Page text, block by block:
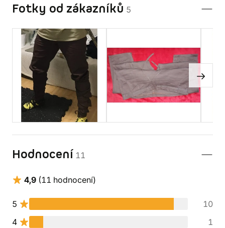
Fotky od zákazníků 5
Hodnocení 11
4,9 (11 hodnocení)
5
10
4
1